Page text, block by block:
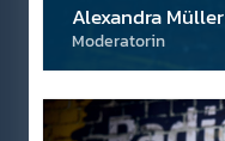
Alexandra Müller
Moderatorin